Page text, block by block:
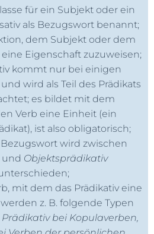
für ein Subjekt oder ein
als Bezugswort benannt;
dem Subjekt oder dem
Eigenschaft zuzuweisen;
kommt nur bei einigen
wird als Teil des Prädikats
es bildet mit dem
Verb eine Einheit (ein
ist also obligatorisch;
wird zwischen
und Objektsprädikativ
mit dem das Prädikativ eine
z. B. folgende Typen
Prädikativ bei Kopulaverben,